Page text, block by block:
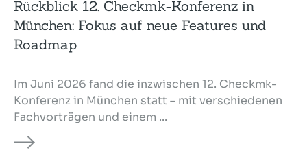
Rückblick 12. Checkmk-Konferenz in
München: Fokus auf neue Features und
Roadmap
Im Juni 2026 fand die inzwischen 12. Checkmk-
Konferenz in München statt – mit verschiedenen
Fachvorträgen und einem ...